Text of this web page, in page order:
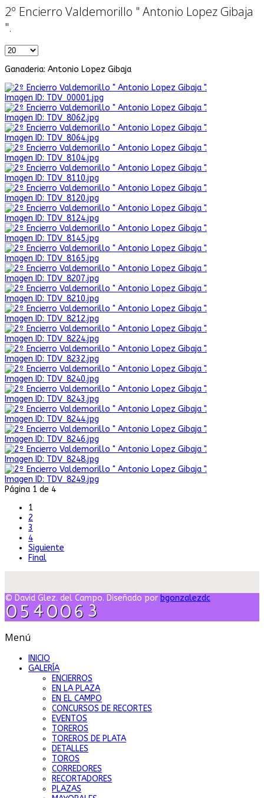
2º Encierro Valdemorillo " Antonio Lopez Gibaja
".
Ganaderia: Antonio Lopez Gibaja
Imagen ID: TDV_00001.jpg
Imagen ID: TDV_8062.jpg
Imagen ID: TDV_8064.jpg
Imagen ID: TDV_8104.jpg
Imagen ID: TDV_8110.jpg
Imagen ID: TDV_8120.jpg
Imagen ID: TDV_8124.jpg
Imagen ID: TDV_8145.jpg
Imagen ID: TDV_8165.jpg
Imagen ID: TDV_8207.jpg
Imagen ID: TDV_8210.jpg
Imagen ID: TDV_8212.jpg
Imagen ID: TDV_8224.jpg
Imagen ID: TDV_8232.jpg
Imagen ID: TDV_8240.jpg
Imagen ID: TDV_8243.jpg
Imagen ID: TDV_8244.jpg
Imagen ID: TDV_8246.jpg
Imagen ID: TDV_8248.jpg
Imagen ID: TDV_8249.jpg
Página 1 de 4
1
2
3
4
Siguiente
Final
© David Glez. del Campo. Diseñado por bgonzalezdc
Menú
INICIO
GALERÍA
ENCIERROS
EN LA PLAZA
EN EL CAMPO
CONCURSOS DE RECORTES
EVENTOS
TOREROS
TOREROS DE PLATA
DETALLES
TOROS
CORREDORES
RECORTADORES
PLAZAS